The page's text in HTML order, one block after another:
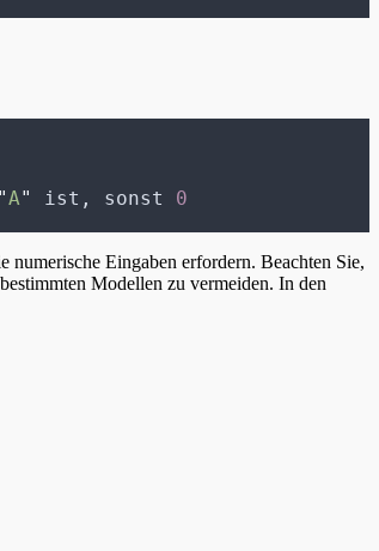
"A" ist, sonst 0
numerische Eingaben erfordern. Beachten Sie,
Modellen zu vermeiden. In den